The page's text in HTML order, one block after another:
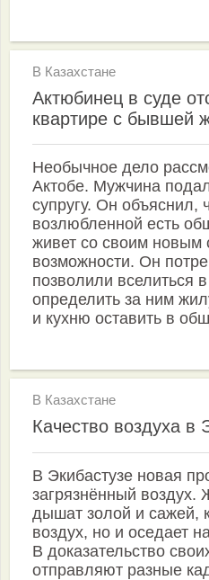
В Казахстане
Актюбинец в суде
квартире с бывшей
Необычное дело
Актобе. Мужчина
супругу. Он объяснил,
возлюбленной есть
живет со своим новым
возможности. Он
позволили вселиться
определить за ним
и кухню оставить в
В Казахстане
Качество воздуха в
В Экибастузе новая
загрязнённый воздух.
дышат золой и сажей,
воздух, но и оседает
В доказательство
отправляют разные